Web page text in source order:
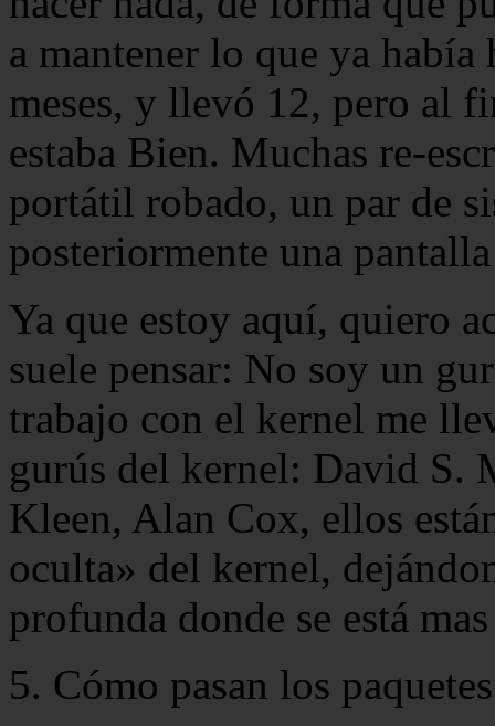
a mantener lo que ya
meses, y llevó 12, pero al
estaba Bien. Muchas re-
portátil robado, un par de
posteriormente una
Ya que estoy aquí, quiero
suele pensar: No soy un
trabajo con el kernel me
gurús del kernel: David S.
Kleen, Alan Cox, ellos
oculta» del kernel,
profunda donde se está
5. Cómo pasan los